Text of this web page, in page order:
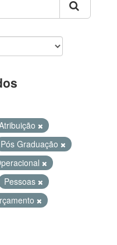
Pós Graduação
Pessoas